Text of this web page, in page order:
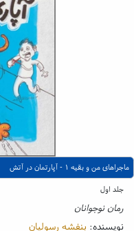
ماجراهای من و بقیه ۱ - آپارتمان در آتش
جلد اول
رمان نوجوانان
نویسنده: بنفشه رسولیان